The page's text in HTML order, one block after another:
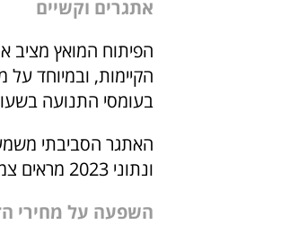
אתגרים וקשיים
הפיתוח המואץ מציב
בעומסי התנועה בשעות
האתגר הסביבתי
ונתוני 2023 מראים צמצום של כ-15% בשטחים הירוקים באזור בחמש השנים האחרונות.
השפעה על מחירי